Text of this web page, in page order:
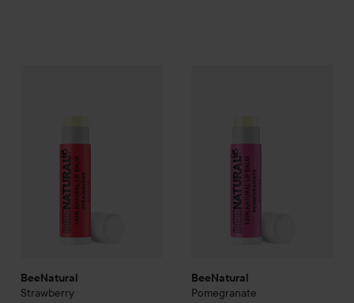
BeeNatural
Strawberry
BeeNatural
Pomegranate